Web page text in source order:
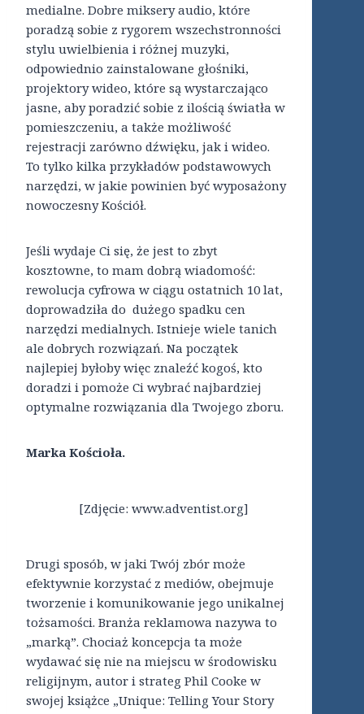
medialne. Dobre miksery audio, które
poradzą sobie z rygorem wszechstronności
stylu uwielbienia i różnej muzyki,
odpowiednio zainstalowane głośniki,
projektory wideo, które są wystarczająco
jasne, aby poradzić sobie z ilością światła w
pomieszczeniu, a także możliwość
rejestracji zarówno dźwięku, jak i wideo.
To tylko kilka przykładów podstawowych
narzędzi, w jakie powinien być wyposażony
nowoczesny Kościół.
Jeśli wydaje Ci się, że jest to zbyt
kosztowne, to mam dobrą wiadomość:
rewolucja cyfrowa w ciągu ostatnich 10 lat,
doprowadziła do dużego spadku cen
narzędzi medialnych. Istnieje wiele tanich
ale dobrych rozwiązań. Na początek
najlepiej byłoby więc znaleźć kogoś, kto
doradzi i pomoże Ci wybrać najbardziej
optymalne rozwiązania dla Twojego zboru.
Marka Kościoła.
[Zdjęcie: www.adventist.org]
Drugi sposób, w jaki Twój zbór może
efektywnie korzystać z mediów, obejmuje
tworzenie i komunikowanie jego unikalnej
tożsamości. Branża reklamowa nazywa to
„marką”. Chociaż koncepcja ta może
wydawać się nie na miejscu w środowisku
religijnym, autor i strateg Phil Cooke w
swojej książce „Unique: Telling Your Story